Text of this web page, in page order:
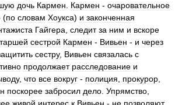
дочь Кармен Кармен - очаровательное
(по словам Хоукса) и законченная
Гайгера следит за ним и вскоре
сестрой Кармен - Вивьен - и через
сестру, Вивьен связалась с
продолжает расследование и
, что все вокруг - полиция прокурор
поскорее забросил дело Упрямство